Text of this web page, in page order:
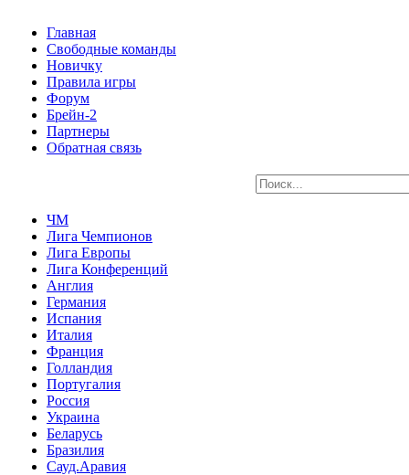
Главная
Свободные команды
Новичку
Правила игры
Форум
Брейн-2
Партнеры
Обратная связь
ЧМ
Лига Чемпионов
Лига Европы
Лига Конференций
Англия
Германия
Испания
Италия
Франция
Голландия
Португалия
Россия
Украина
Беларусь
Бразилия
Сауд.Аравия